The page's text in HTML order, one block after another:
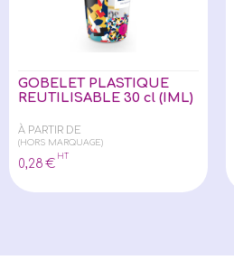
GOBELET PLASTIQUE
REUTILISABLE 30 cl (IML)
À PARTIR DE
(HORS MARQUAGE)
0,28 €
HT